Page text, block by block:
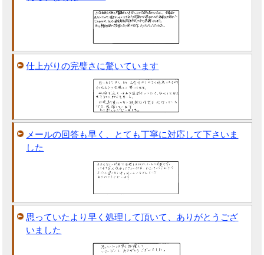
仕上がりの完璧さに驚いています
メールの回答も早く、とても丁寧に対応して下さいま
した
思っていたより早く処理して頂いて、ありがとうござ
いました